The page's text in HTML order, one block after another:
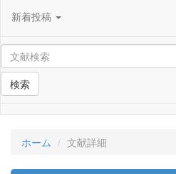
新着投稿
検索
ホーム 文献詳細